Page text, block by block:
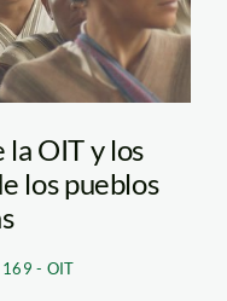
la OIT y los
los pueblos
169 - OIT